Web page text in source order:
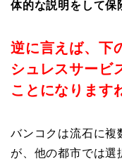
体的な説明をして保
逆に言えば、下
シュレスサービ
ことになります
バンコクは流石に複
が、他の都市では選